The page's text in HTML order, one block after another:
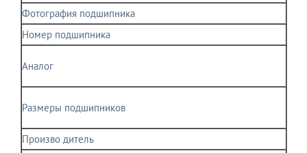
Фотография подшипника
Номер подшипника
Аналог
Размеры подшипников
Произво дитель